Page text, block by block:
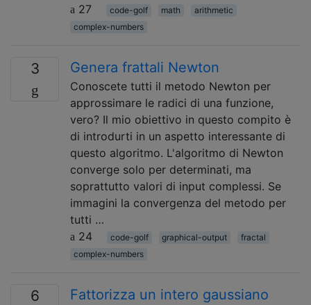
27
code-golf math
arithmetic
complex-numbers
3 Genera frattali Newton
Conoscete tutti il ​​metodo Newton per
approssimare le radici di una funzione,
vero? Il mio obiettivo in questo compito è
di introdurti in un aspetto interessante di
questo algoritmo. L'algoritmo di Newton
converge solo per determinati, ma
soprattutto valori di input complessi. Se
immagini la convergenza del metodo per
tutti …
24
code-golf graphical-output
fractal
complex-numbers
6 Fattorizza un intero gaussiano